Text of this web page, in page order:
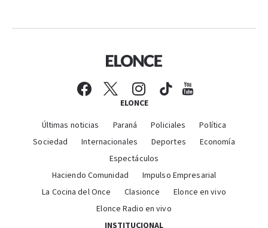
ELONCE
Últimas noticias Paraná Policiales
Política
Sociedad
Internacionales Deportes
Economía
Espectáculos
Haciendo Comunidad
Impulso Empresarial
La Cocina del Once
Clasionce
Elonce en vivo
Elonce Radio en vivo
INSTITUCIONAL